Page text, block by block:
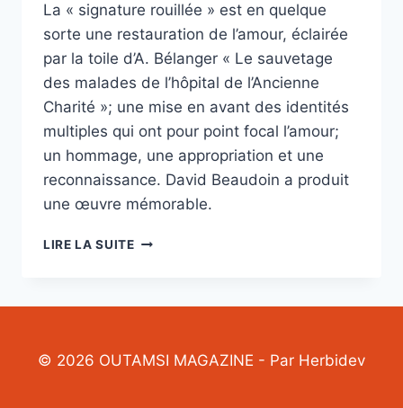
La « signature rouillée » est en quelque
sorte une restauration de l’amour, éclairée
par la toile d’A. Bélanger « Le sauvetage
des malades de l’hôpital de l’Ancienne
Charité »; une mise en avant des identités
multiples qui ont pour point focal l’amour;
un hommage, une appropriation et une
reconnaissance. David Beaudoin a produit
une œuvre mémorable.
LIRE LA SUITELA
© 2026 OUTAMSI MAGAZINE - Par Herbidev